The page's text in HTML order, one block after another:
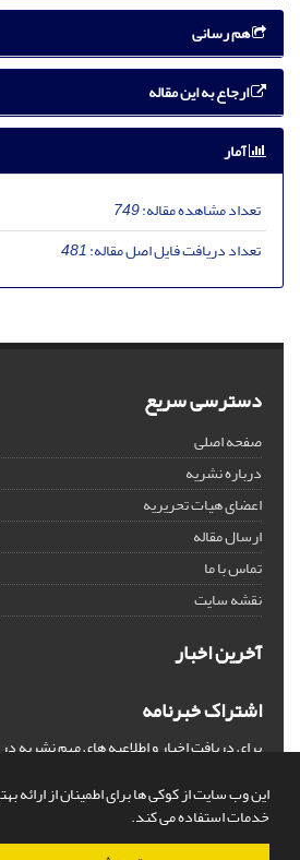
این وب سایت از کوکی ها برای اطمینان از ارائه
خدمات استفاده می کند.
هم رسانی
ارجاع به این مقاله
آمار
تعداد مشاهده مقاله:749
تعداد دریافت فایل اصل مقاله:481
دسترسی سریع
صفحه اصلی
درباره نشریه
اعضای هیات تحریریه
ارسال مقاله
تماس با ما
نقشه سایت
آخرین اخبار
اشتراک خبرنامه
برای دریافت اخبار و اطلاعیه های مهم نشریه